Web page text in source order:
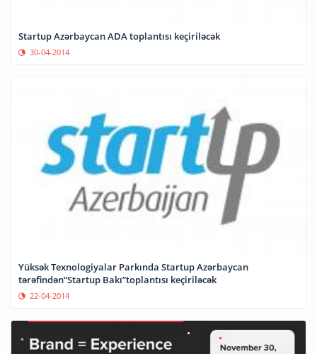
Startup Azərbaycan ADA toplantısı keçiriləcək
30-04-2014
Yüksək Texnologiyalar Parkında Startup Azərbaycan
tərəfindən“Startup Bakı”toplantısı keçiriləcək
22-04-2014